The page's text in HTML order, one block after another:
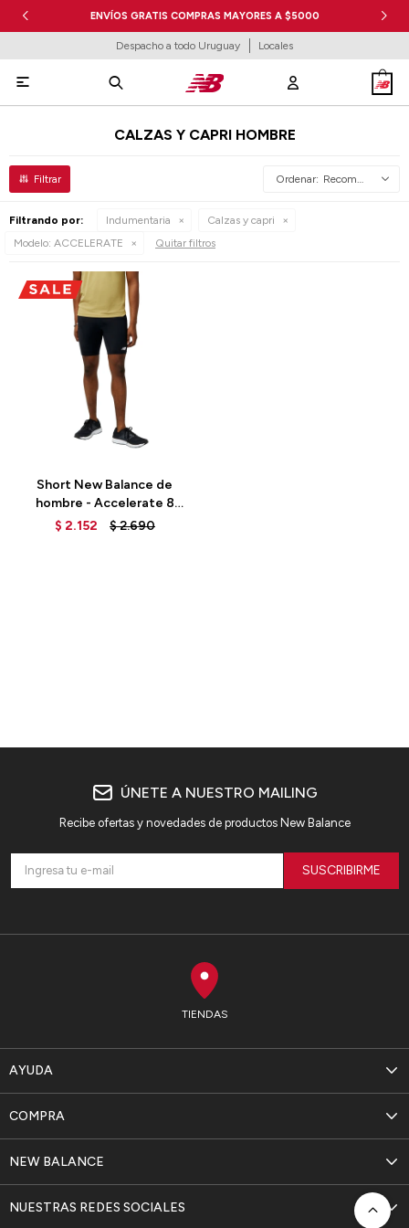
ENVÍOS GRATIS COMPRAS MAYORES A $5000
Despacho a todo Uruguay Locales

CALZAS Y CAPRI HOMBRE
Recomendados
Filtrando por: Indumentaria
Calzas y capri
Modelo: ACCELERATE Quitar filtros
Short New Balance de
hombre - Accelerate 8
INCH - MS31245BK - BLACK
$ 2.152 $2.690
TIENDAS
AYUDA
NEW BALANCE
COMPRA
NUESTRAS REDES SOCIALES
ÚNETE A NUESTRO MAILING
Recibe ofertas y novedades de productos New Balance
SUSCRIBIRME